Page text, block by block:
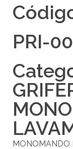
PRI-
MONOMANDO